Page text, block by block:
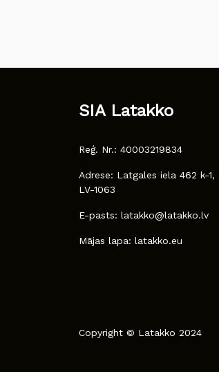
SIA Latakko
Reģ. Nr.: 40003219834
Adrese: Latgales iela 462 k-1,
LV-1063
E-pasts: latakko@latakko.lv
Mājas lapa: latakko.eu
Copyright © Latakko 2024